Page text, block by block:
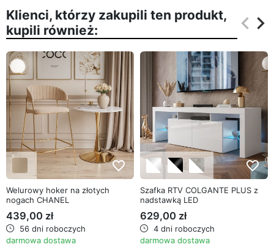
Klienci, którzy zakupili ten produkt,
kupili również:
keyboard_arrow_left
keyboard_arrow_right
favorite_border
Welurowy hoker na złotych
nogach CHANEL
439,00 zł
56 dni roboczych
darmowa dostawa
favorite_border
Szafka RTV COLGANTE PLUS z
nadstawką LED
629,00 zł
4 dni roboczych
darmowa dostawa